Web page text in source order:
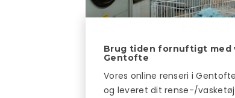
Brug tiden fornuftigt med
Gentofte
Vores online renseri i
og leveret dit rense-/